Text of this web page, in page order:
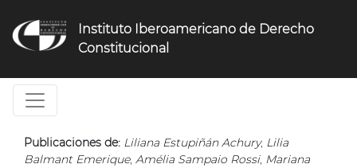
navigation
Instituto Iberoamericano de Derecho
Constitucional
Publicaciones de: Liliana Estupiñán Achury, Lilia
Balmant Emerique, Amélia Sampaio Rossi, Mariana